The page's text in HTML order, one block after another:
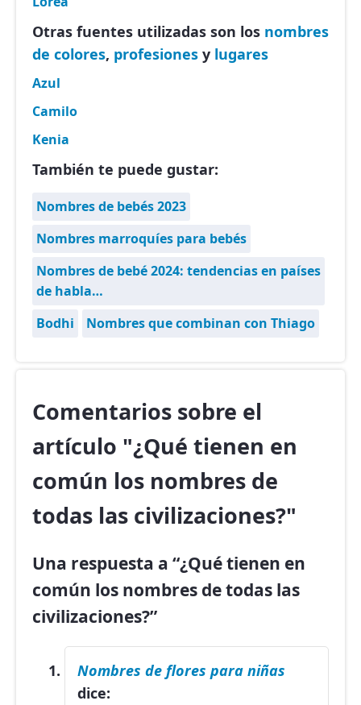
Otras fuentes utilizadas son los nombres
de colores, profesiones y lugares
Azul
Camilo
Kenia
También te puede gustar:
Nombres de bebés 2023
Nombres marroquíes para bebés
Nombres de bebé 2024: tendencias en países
de habla…
Bodhi
Nombres que combinan con Thiago
Comentarios sobre el
artículo "¿Qué tienen en
común los nombres de
todas las civilizaciones?"
Una respuesta a “¿Qué tienen en
común los nombres de todas las
civilizaciones?”
Nombres de flores para niñas
dice: